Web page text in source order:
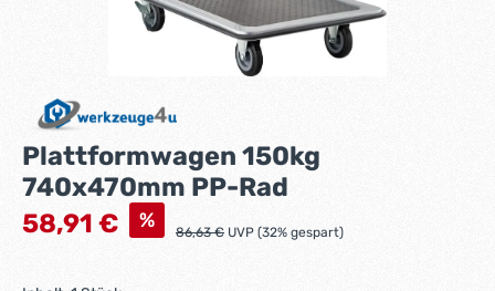
Plattformwagen 150kg
740x470mm PP-Rad
Verkaufspreis:
58,91 € % Regulärer Preis:
86,63 € UVP (32% gespart)